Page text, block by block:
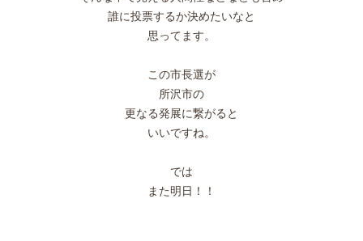
誰に投票するか決めたいなと
思ってます。
この市長選が
所沢市の
更なる発展に繋がると
いいですね。
では
また明日！！